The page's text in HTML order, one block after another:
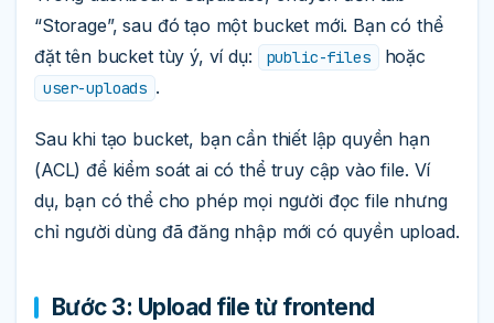
“Storage”, sau đó tạo một bucket mới. Bạn có thể
đặt tên bucket tùy ý, ví dụ:
public-files hoặc
user-uploads .
Sau khi tạo bucket, bạn cần thiết lập quyền hạn
(ACL) để kiểm soát ai có thể truy cập vào file. Ví
dụ, bạn có thể cho phép mọi người đọc file nhưng
chỉ người dùng đã đăng nhập mới có quyền upload.
Bước 3: Upload file từ frontend